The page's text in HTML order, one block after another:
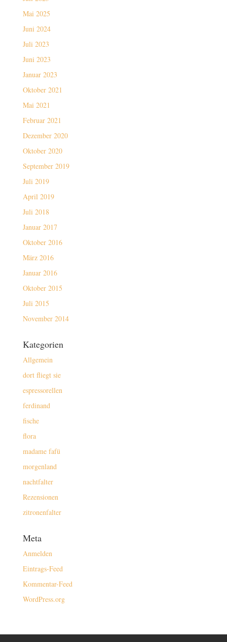
Mai 2025
Juni 2024
Juli 2023
Juni 2023
Januar 2023
Oktober 2021
Mai 2021
Februar 2021
Dezember 2020
Oktober 2020
September 2019
Juli 2019
April 2019
Juli 2018
Januar 2017
Oktober 2016
März 2016
Januar 2016
Oktober 2015
Juli 2015
November 2014
Kategorien
Allgemein
dort fliegt sie
espressorellen
ferdinand
fische
flora
madame fafü
morgenland
nachtfalter
Rezensionen
zitronenfalter
Meta
Anmelden
Eintrags-Feed
Kommentar-Feed
WordPress.org